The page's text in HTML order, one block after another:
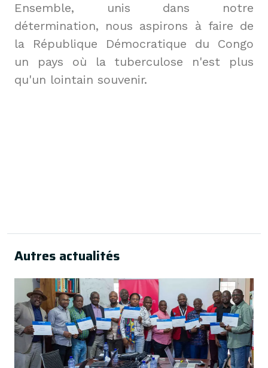
Ensemble, unis dans notre
détermination, nous aspirons à faire de
la République Démocratique du Congo
un pays où la tuberculose n'est plus
qu'un lointain souvenir.
Autres actualités